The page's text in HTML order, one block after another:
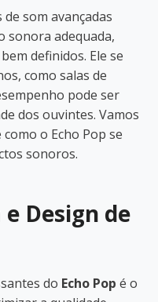
som avançadas
sonora adequada,
definidos. Ele se
como salas de
pode ser
dos ouvintes. Vamos
o Echo Pop se
sonoros.
e Design de
do Echo Pop é o